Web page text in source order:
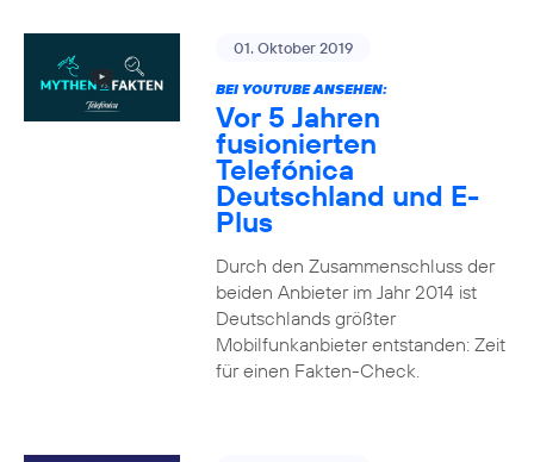
01. Oktober 2019
BEI YOUTUBE ANSEHEN:
Vor 5 Jahren
fusionierten
Telefónica
Deutschland und E-
Plus
Durch den Zusammenschluss der
beiden Anbieter im Jahr 2014 ist
Deutschlands größter
Mobilfunkanbieter entstanden: Zeit
für einen Fakten-Check.